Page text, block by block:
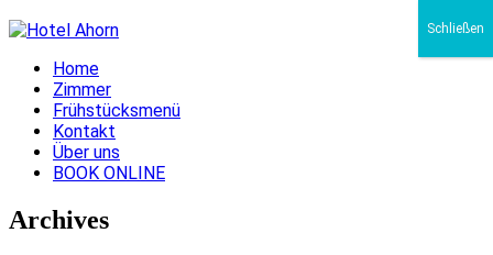
Home
Zimmer
Frühstücksmenü
Kontakt
Über uns
BOOK ONLINE
Archives
Schließen